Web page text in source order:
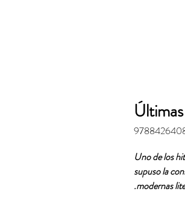
Uno de los
supuso la
modernas